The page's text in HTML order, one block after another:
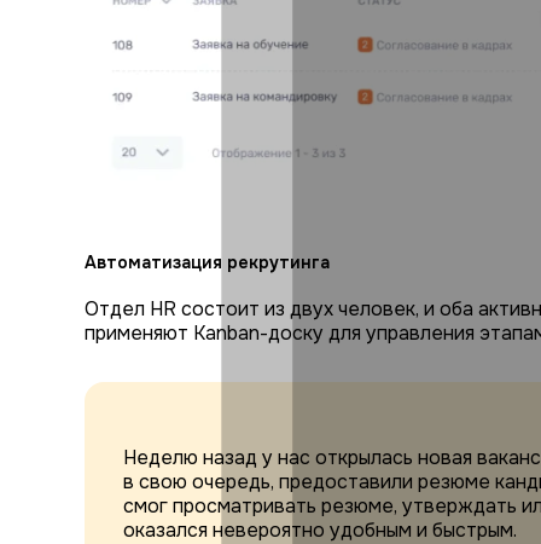
Автоматизация рекрутинга
Отдел HR состоит из двух человек, и оба
применяют Kanban-доску для управления
Неделю назад у нас открылась новая
в свою очередь, предоставили резюме
смог просматривать резюме, утверждать
оказался невероятно удобным и быстрым.